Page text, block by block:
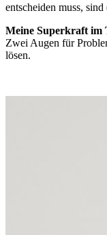
entscheiden muss,
Meine Superkraft im
Zwei Augen für
lösen.